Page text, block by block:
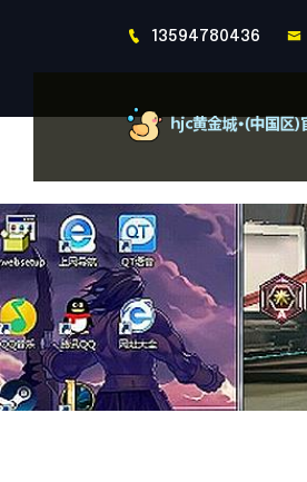
13594780436